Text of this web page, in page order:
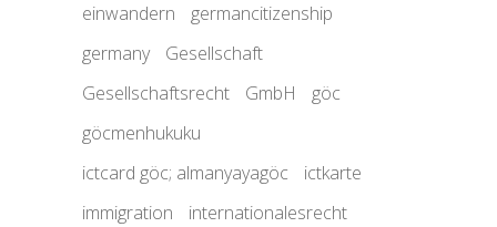
einwandern
germancitizenship
germany
Gesellschaft
Gesellschaftsrecht
GmbH
göc
göcmenhukuku
ictcard göc; almanyayagöc
ictkarte
immigration
internationalesrecht